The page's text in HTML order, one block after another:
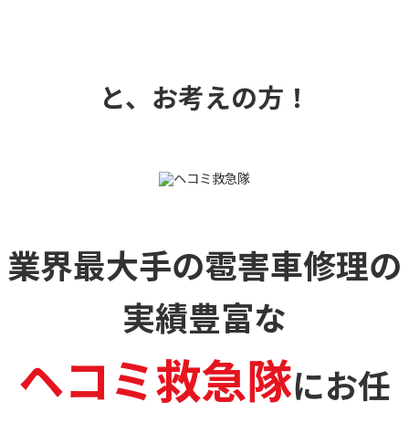
と、お考えの方！
業界最大手の雹害車修理の
実績豊富な
ヘコミ救急隊にお任